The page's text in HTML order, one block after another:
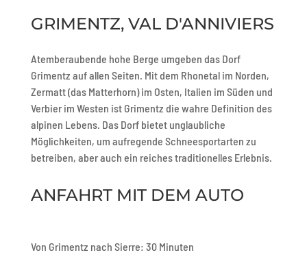
GRIMENTZ, VAL D'ANNIVIERS
Atemberaubende hohe Berge umgeben das Dorf
Grimentz auf allen Seiten. Mit dem Rhonetal im Norden,
Zermatt (das Matterhorn) im Osten, Italien im Süden und
Verbier im Westen ist Grimentz die wahre Definition des
alpinen Lebens. Das Dorf bietet unglaubliche
Möglichkeiten, um aufregende Schneesportarten zu
betreiben, aber auch ein reiches traditionelles Erlebnis.
ANFAHRT MIT DEM AUTO
Von Grimentz nach Sierre: 30 Minuten